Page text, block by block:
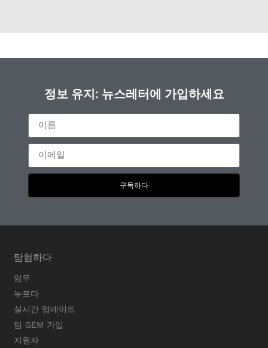
정보 유지: 뉴스레터에 가입하세요
구독하다
탐험하다
임무
누르다
실시간 업데이트
팀 GEM 가입
지원자